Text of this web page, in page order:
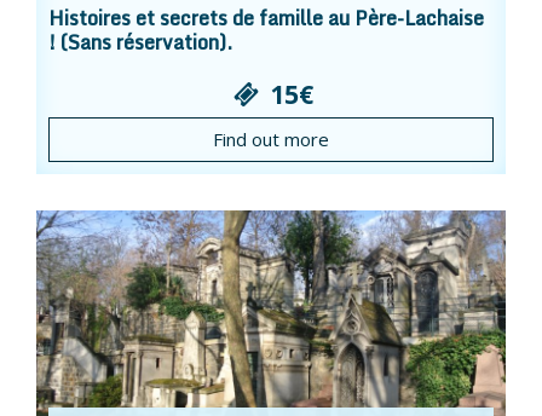
Histoires et secrets de famille au Père-Lachaise
! (Sans réservation).
15€
Find out more